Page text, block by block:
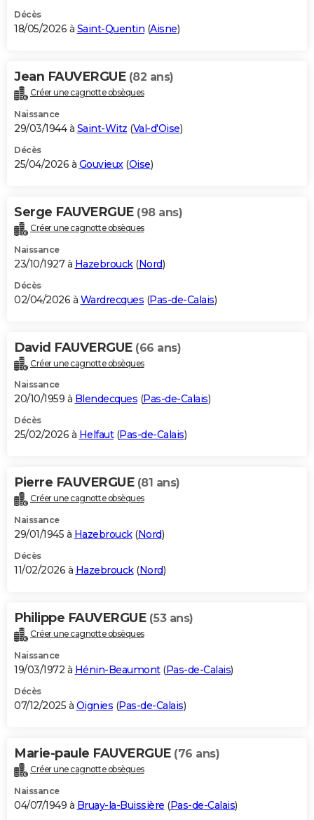
S'inscrire
Se connecter
Lycées
Collèges
Primaires
Universités
Entreprises
Service militaire
Avis de recherche
AVIS DE DÉCÈS
Bricolage
Lifestyle
Culture
Sport
Auto
Television
Voyage
Cinema
Décès
18/05/2026 à Saint-Quentin (Aisne)
Jean FAUVERGUE (82 ans)
Créer une cagnotte obsèques
Naissance
29/03/1944 à Saint-Witz (Val-d'Oise)
Décès
25/04/2026 à Gouvieux(Oise)
Serge FAUVERGUE (98 ans)
Créer une cagnotte obsèques
Naissance
23/10/1927 à Hazebrouck(Nord)
Décès
02/04/2026 à Wardrecques (Pas-de-Calais)
David FAUVERGUE (66 ans)
Créer une cagnotte obsèques
Naissance
20/10/1959 à Blendecques (Pas-de-Calais)
Décès
25/02/2026 à Helfaut(Pas-de-Calais)
Pierre FAUVERGUE (81 ans)
Créer une cagnotte obsèques
Naissance
29/01/1945 à Hazebrouck(Nord)
Décès
11/02/2026 à Hazebrouck(Nord)
Philippe FAUVERGUE (53 ans)
Créer une cagnotte obsèques
Naissance
19/03/1972 à Hénin-Beaumont(Pas-de-Calais)
Décès
07/12/2025 à Oignies (Pas-de-Calais)
Marie-paule FAUVERGUE (76 ans)
Créer une cagnotte obsèques
Naissance
04/07/1949 à Bruay-la-Buissière (Pas-de-Calais)